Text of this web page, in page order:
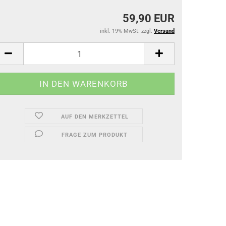
59,90 EUR
inkl. 19% MwSt. zzgl. Versand
AUF DEN MERKZETTEL
FRAGE ZUM PRODUKT